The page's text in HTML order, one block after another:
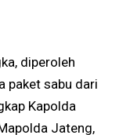
diperoleh
paket sabu dari
Kapolda
Jateng,